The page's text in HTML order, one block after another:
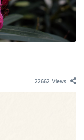
22662 Views